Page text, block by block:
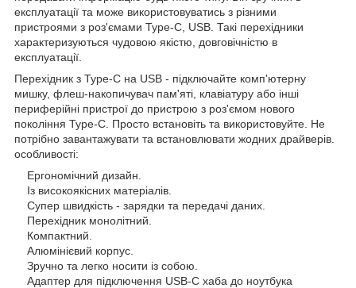
експлуатації та може використовуватись з різними
пристроями з роз'ємами Type-C, USB. Такі перехідники
характеризуються чудовою якістю, довговічністю в
експлуатації.
Перехідник з Type-C на USB - підключайте комп'ютерну
мишку, флеш-накопичувач пам'яті, клавіатуру або інші
периферійні пристрої до пристрою з роз'ємом нового
покоління Type-C. Просто встановіть та використовуйте. Не
потрібно завантажувати та встановлювати жодних драйверів.
особливості:
Ергономічний дизайн.
Із високоякісних матеріалів.
Супер швидкість - зарядки та передачі даних.
Перехідник монолітний.
Компактний.
Алюмінієвий корпус.
Зручно та легко носити із собою.
Адаптер для підключення USB-C хаба до ноутбука